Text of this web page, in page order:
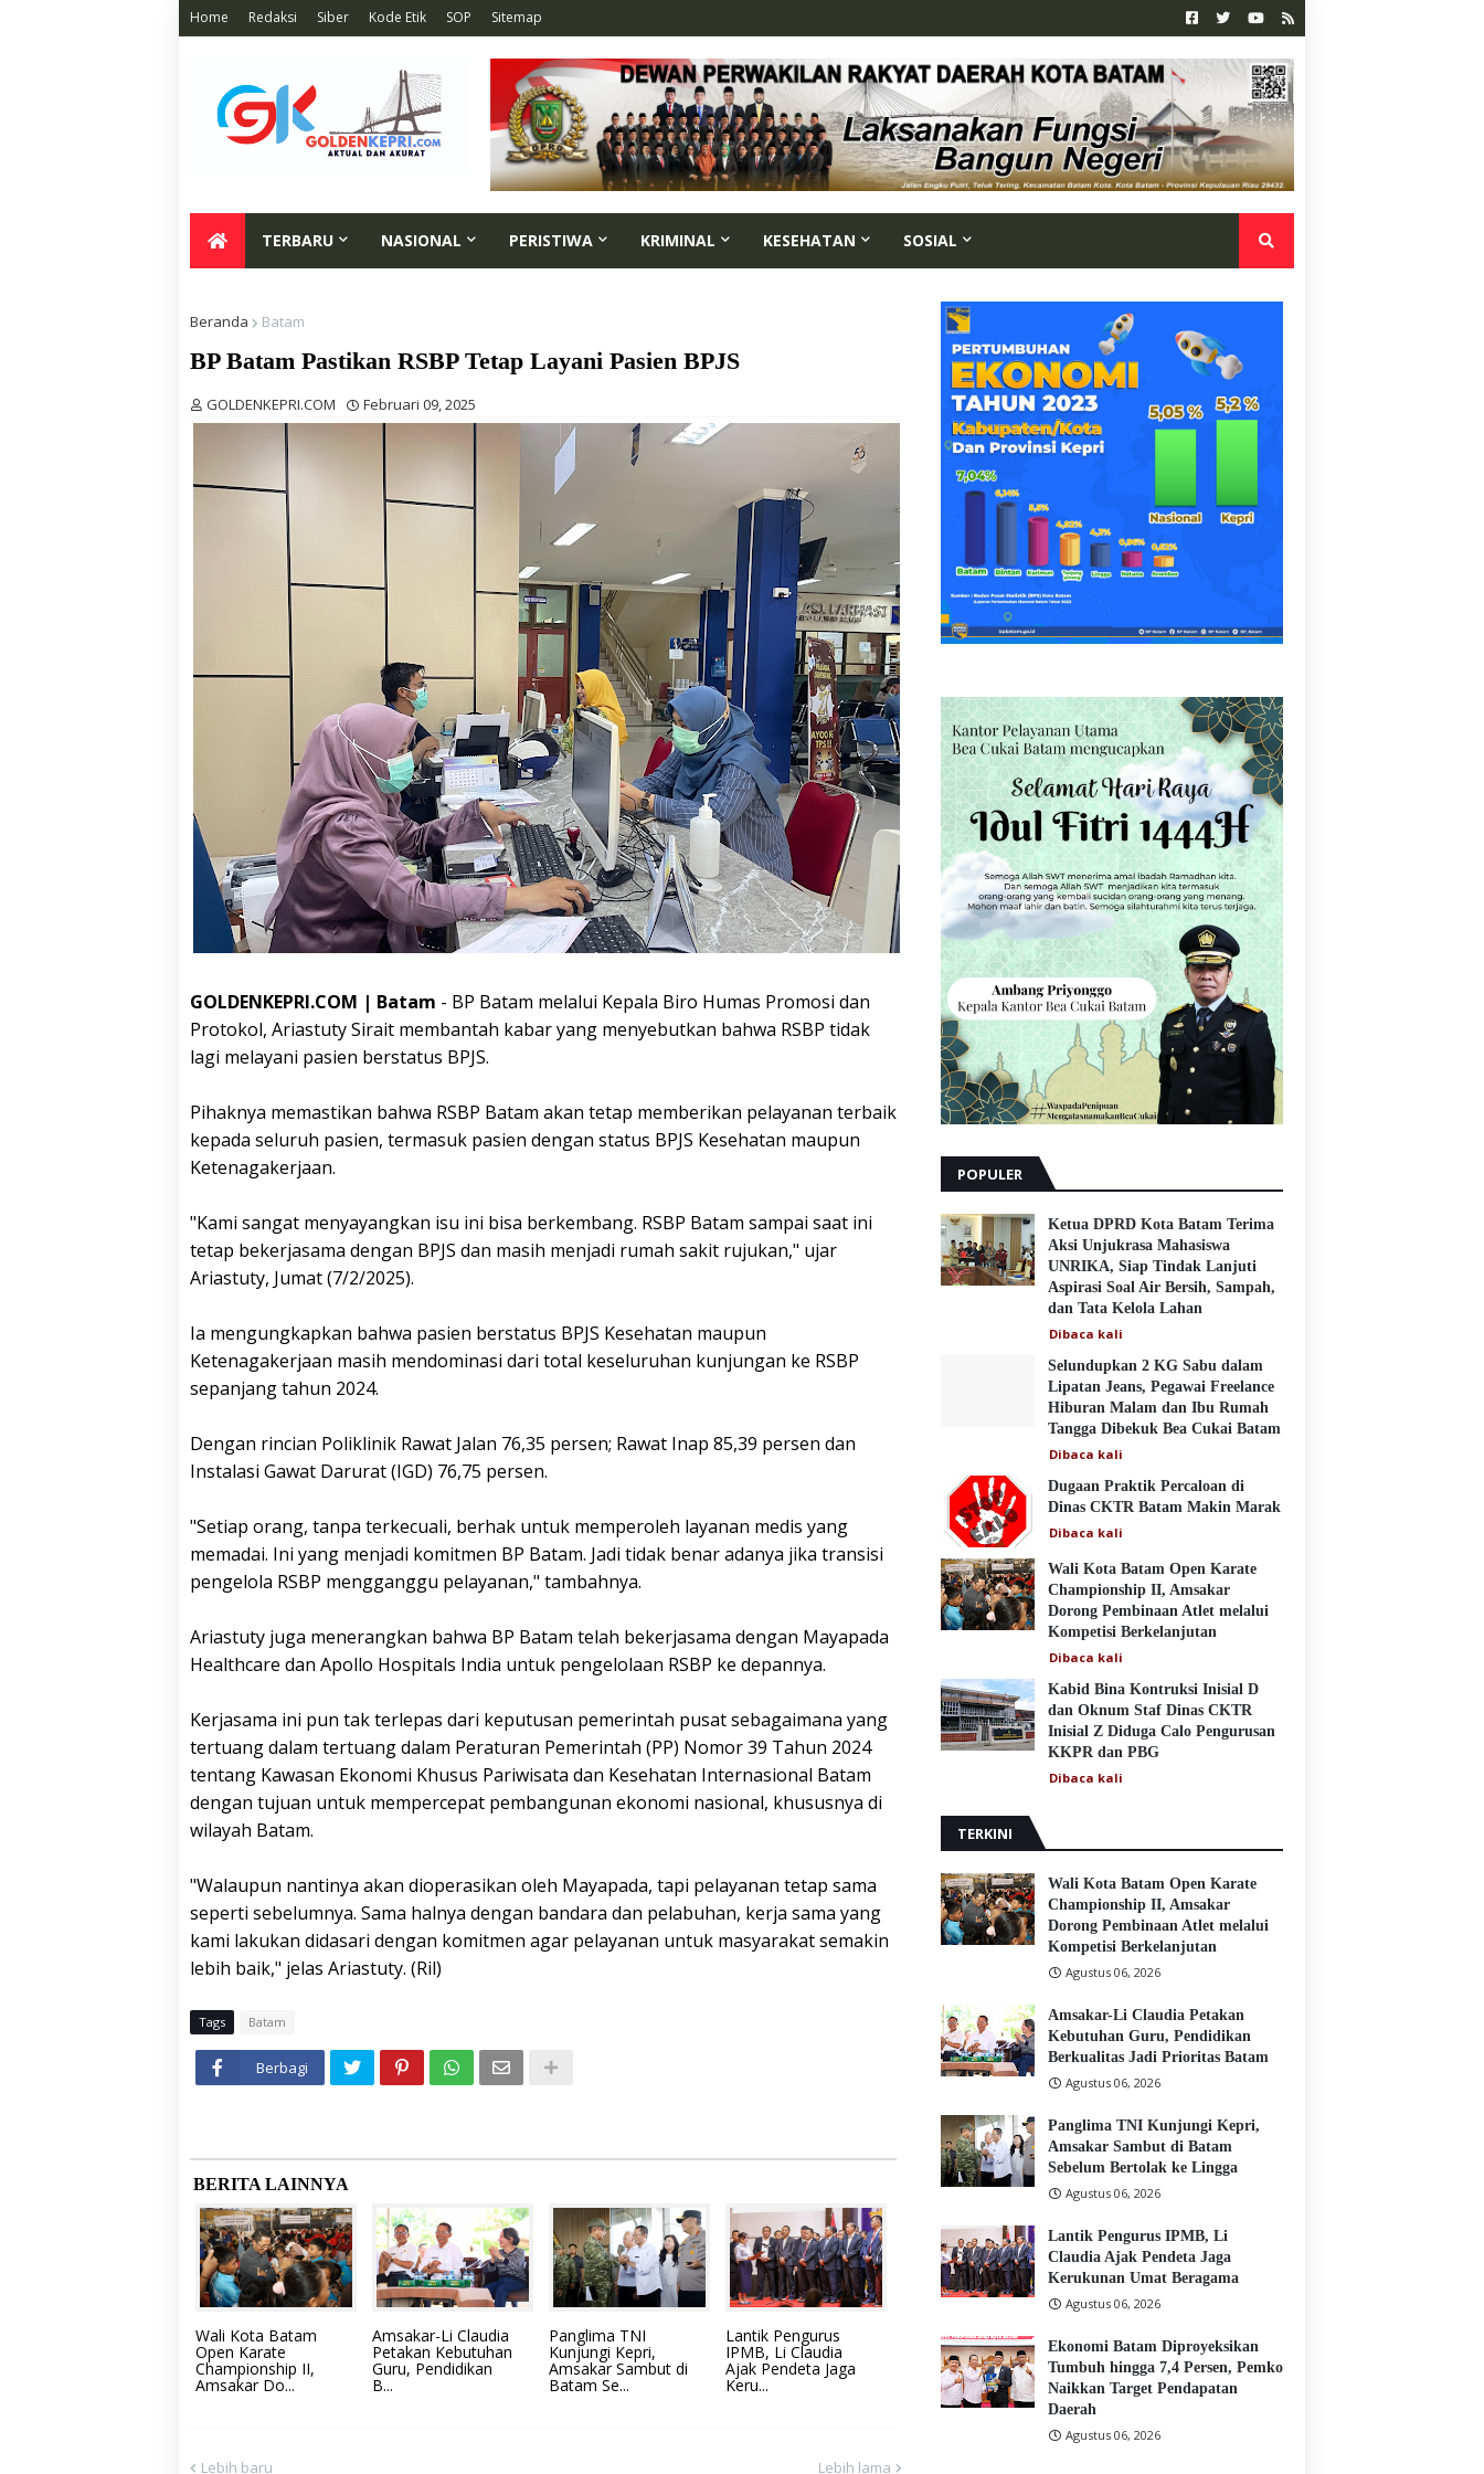
Home Redaksi Siber Kode Etik SOP Sitemap
TERBARU NASIONAL PERISTIWA KRIMINAL KESEHATAN SOSIAL
Beranda Batam
BP Batam Pastikan RSBP Tetap Layani Pasien BPJS
GOLDENKEPRI.COM Februari 09, 2025
GOLDENKEPRI.COM | Batam - BP Batam melalui Kepala Biro Humas Promosi dan
Protokol, Ariastuty Sirait membantah kabar yang menyebutkan bahwa RSBP tidak
lagi melayani pasien berstatus BPJS.
Pihaknya memastikan bahwa RSBP Batam akan tetap memberikan pelayanan terbaik
kepada seluruh pasien, termasuk pasien dengan status BPJS Kesehatan maupun
Ketenagakerjaan.
"Kami sangat menyayangkan isu ini bisa berkembang. RSBP Batam sampai saat ini
tetap bekerjasama dengan BPJS dan masih menjadi rumah sakit rujukan," ujar
Ariastuty, Jumat (7/2/2025).
Ia mengungkapkan bahwa pasien berstatus BPJS Kesehatan maupun
Ketenagakerjaan masih mendominasi dari total keseluruhan kunjungan ke RSBP
sepanjang tahun 2024.
Dengan rincian Poliklinik Rawat Jalan 76,35 persen; Rawat Inap 85,39 persen dan
Instalasi Gawat Darurat (IGD) 76,75 persen.
"Setiap orang, tanpa terkecuali, berhak untuk memperoleh layanan medis yang
memadai. Ini yang menjadi komitmen BP Batam. Jadi tidak benar adanya jika transisi
pengelola RSBP mengganggu pelayanan," tambahnya.
Ariastuty juga menerangkan bahwa BP Batam telah bekerjasama dengan Mayapada
Healthcare dan Apollo Hospitals India untuk pengelolaan RSBP ke depannya.
Kerjasama ini pun tak terlepas dari keputusan pemerintah pusat sebagaimana yang
tertuang dalam tertuang dalam Peraturan Pemerintah (PP) Nomor 39 Tahun 2024
tentang Kawasan Ekonomi Khusus Pariwisata dan Kesehatan Internasional Batam
dengan tujuan untuk mempercepat pembangunan ekonomi nasional, khususnya di
wilayah Batam.
"Walaupun nantinya akan dioperasikan oleh Mayapada, tapi pelayanan tetap sama
seperti sebelumnya. Sama halnya dengan bandara dan pelabuhan, kerja sama yang
kami lakukan didasari dengan komitmen agar pelayanan untuk masyarakat semakin
lebih baik," jelas Ariastuty. (Ril)
Tags Batam
Berbagi
BERITA LAINNYA
Wali Kota Batam
Open Karate
Championship II,
Amsakar Do...
Amsakar-Li Claudia
Petakan Kebutuhan
Guru, Pendidikan
B...
Panglima TNI
Kunjungi Kepri,
Amsakar Sambut di
Batam Se...
Lantik Pengurus
IPMB, Li Claudia
Ajak Pendeta Jaga
Keru...
Lebih baru Lebih lama
POPULER
Ketua DPRD Kota Batam Terima
Aksi Unjukrasa Mahasiswa
UNRIKA, Siap Tindak Lanjuti
Aspirasi Soal Air Bersih, Sampah,
dan Tata Kelola Lahan
Dibaca kali
Selundupkan 2 KG Sabu dalam
Lipatan Jeans, Pegawai Freelance
Hiburan Malam dan Ibu Rumah
Tangga Dibekuk Bea Cukai Batam
Dibaca kali
Dugaan Praktik Percaloan di
Dinas CKTR Batam Makin Marak
Dibaca kali
Wali Kota Batam Open Karate
Championship II, Amsakar
Dorong Pembinaan Atlet melalui
Kompetisi Berkelanjutan
Dibaca kali
Kabid Bina Kontruksi Inisial D
dan Oknum Staf Dinas CKTR
Inisial Z Diduga Calo Pengurusan
KKPR dan PBG
Dibaca kali
TERKINI
Wali Kota Batam Open Karate
Championship II, Amsakar
Dorong Pembinaan Atlet melalui
Kompetisi Berkelanjutan
Agustus 06, 2026
Amsakar-Li Claudia Petakan
Kebutuhan Guru, Pendidikan
Berkualitas Jadi Prioritas Batam
Agustus 06, 2026
Panglima TNI Kunjungi Kepri,
Amsakar Sambut di Batam
Sebelum Bertolak ke Lingga
Agustus 06, 2026
Lantik Pengurus IPMB, Li
Claudia Ajak Pendeta Jaga
Kerukunan Umat Beragama
Agustus 06, 2026
Ekonomi Batam Diproyeksikan
Tumbuh hingga 7,4 Persen, Pemko
Naikkan Target Pendapatan
Daerah
Agustus 06, 2026